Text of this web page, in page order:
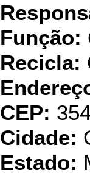
Função:
Recicla:
CEP:
Cidade:
Estado: